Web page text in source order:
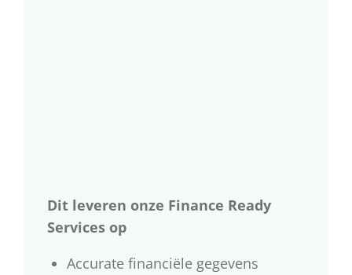
Dit leveren onze Finance Ready
Services op
Accurate financiële gegevens